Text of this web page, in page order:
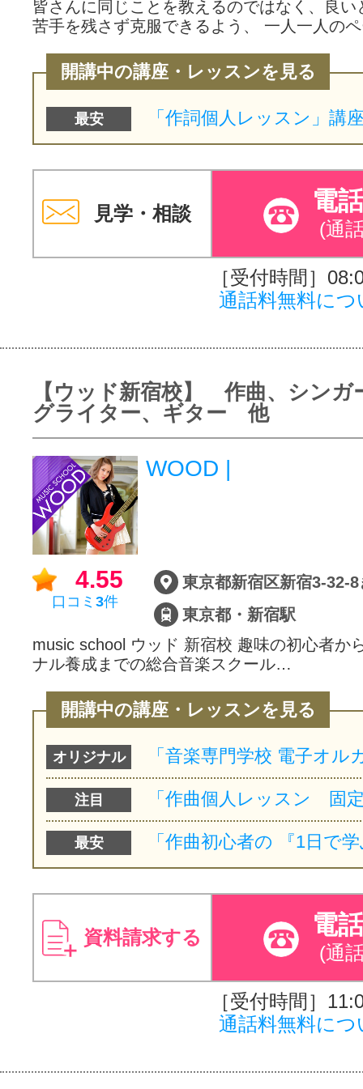
皆さんに同じことを教えるのではなく、良い
苦手を残さず克服できるよう、 一人一人の
開講中の講座・レッスンを見る
最安
見学・相談 電
(通
［受付時間］
通話料無料につ
【ウッド新宿校】 作曲、シンガ
グライター、ギター 他
WOOD |
4.55
口コミ 3件
東京都・新宿駅
music school ウッド 新宿校 趣味の初心者か
ナル養成までの総合音楽スクール…
開講中の講座・レッスンを見る
オリジナル
注目
最安
資料請求する 電
(通
［受付時間］
通話料無料につ